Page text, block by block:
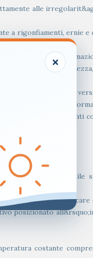
alle
a rigonfiamenti, ernie
con
adesiva) che in
facilitata a
per gli utenti
finestra
gli consente di bloccare
posizionato
costante
×